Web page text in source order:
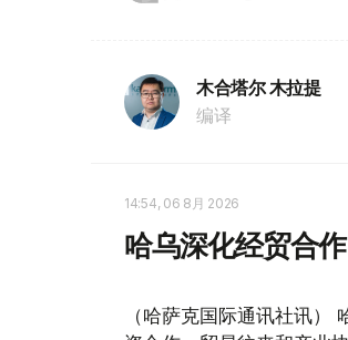
木合塔尔 木拉提
编译
14:54, 06 8月 2026
哈乌深化经贸合
（哈萨克国际通讯社讯）